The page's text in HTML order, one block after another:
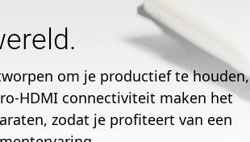
om je productief te houden,
HDMI connectiviteit maken het
zodat je profiteert van een